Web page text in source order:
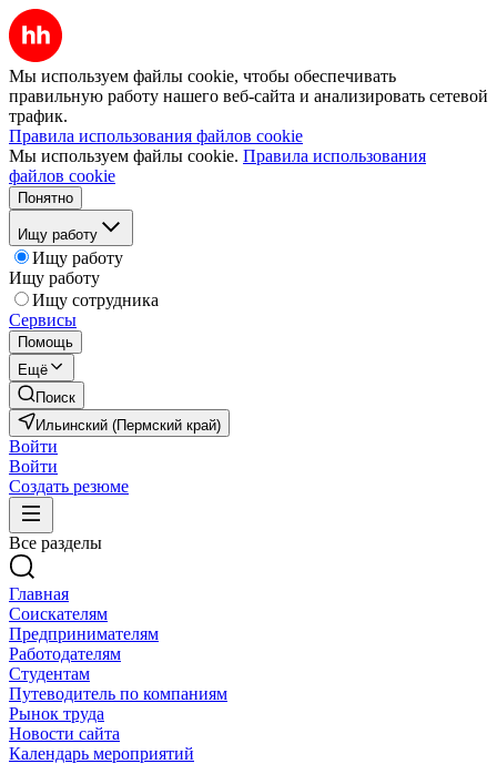
Мы используем файлы cookie, чтобы обеспечивать
правильную работу нашего веб-сайта и анализировать сетевой
трафик.
Правила использования файлов cookie
Мы используем файлы cookie. Правила использования
файлов cookie
Понятно
Ищу работу
Ищу работу
Ищу работу
Ищу сотрудника
Сервисы
Помощь
Ещё
Поиск
Ильинский (Пермский край)
Войти
Войти
Создать резюме
Все разделы
Главная
Соискателям
Предпринимателям
Работодателям
Студентам
Путеводитель по компаниям
Рынок труда
Новости сайта
Календарь мероприятий